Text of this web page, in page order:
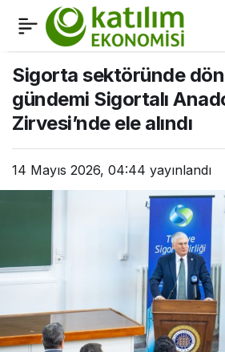
Sigorta sektöründe
gündemi Sigortalı
Zirvesi’nde ele alındı
14 Mayıs 2026, 04:44 yayınlandı
Katılım Emeklilik Analiz
Etti: Doğru Fon
Dağılımıyla Birikimlerin
%65’i Getiriden
Oluşuyor